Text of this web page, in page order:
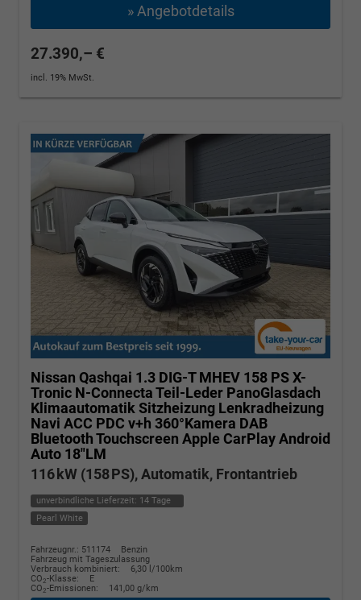
» Angebotdetails
27.390,– €
incl. 19% MwSt.
Nissan Qashqai 1.3 DIG-T MHEV 158 PS X-
Tronic N-Connecta Teil-Leder PanoGlasdach
Klimaautomatik Sitzheizung Lenkradheizung
Navi ACC PDC v+h 360°Kamera DAB
Bluetooth Touchscreen Apple CarPlay Android
Auto 18"LM
116 kW (158 PS), Automatik, Frontantrieb
unverbindliche Lieferzeit: 14 Tage
Pearl White
Fahrzeugnr.: 511174
Benzin
Fahrzeug mit Tageszulassung
Verbrauch kombiniert:
6,30 l/100km
CO2-Klasse:
E
CO2-Emissionen: 141,00 g/km